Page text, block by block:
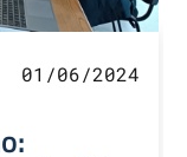
01/06/2024